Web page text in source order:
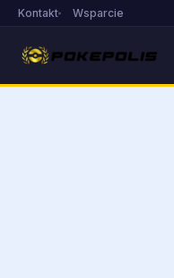
Kontakt Wsparcie